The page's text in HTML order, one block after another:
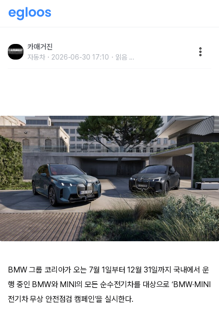
점검 캠페인 실시
카매거진
자동차 2026-06-30 17:10 읽음 ...
BMW 그룹 코리아가 오는 7월 1일부터 12월 31일까지 국내에서 운
행 중인 BMW와 MINI의 모든 순수전기차를 대상으로 ‘BMW·MINI
전기차 무상 안전점검 캠페인’을 실시한다.